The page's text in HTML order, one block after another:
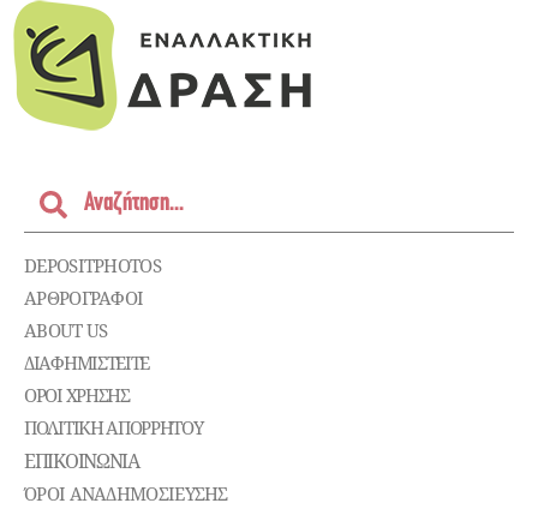
DEPOSITPHOTOS
ΑΡΘΡΟΓΡΑΦΟΙ
ABOUT US
ΔΙΑΦΗΜΙΣΤΕΊΤΕ
ΌΡΟΙ ΧΡΉΣΗΣ
ΠΟΛΙΤΙΚΉ ΑΠΟΡΡΉΤΟΥ
ΕΠΙΚΟΙΝΩΝΊΑ
ΌΡΟΙ ΑΝΑΔΗΜΟΣΙΕΥΣΗΣ